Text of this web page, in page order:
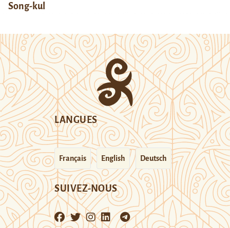
Song-kul
LANGUES
Français English Deutsch
SUIVEZ-NOUS